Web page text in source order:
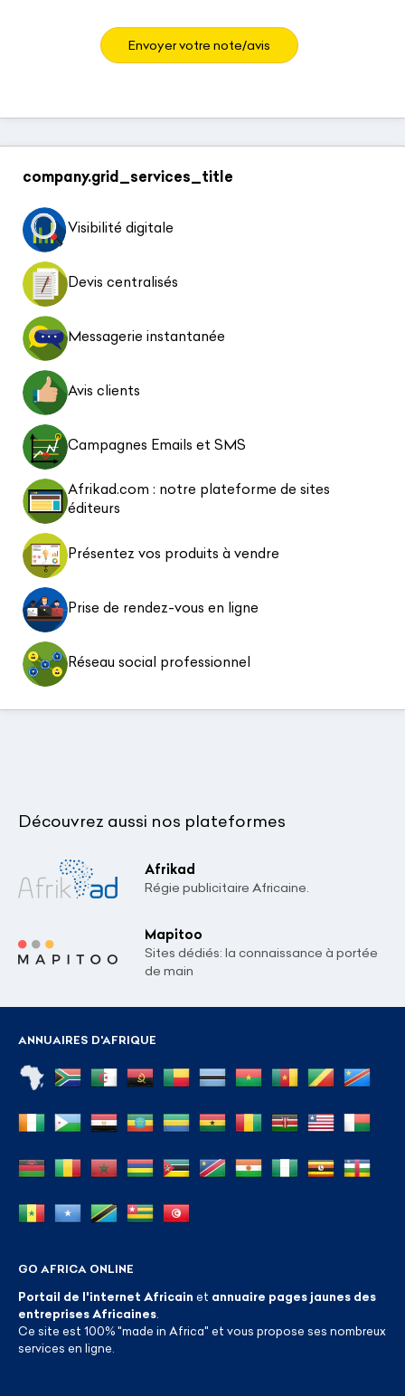
Envoyer votre note/avis
company.grid_services_title
Visibilité digitale
Devis centralisés
Messagerie instantanée
Avis clients
Campagnes Emails et SMS
Afrikad.com : notre plateforme de sites
éditeurs
Présentez vos produits à vendre
Prise de rendez-vous en ligne
Réseau social professionnel
Découvrez aussi nos plateformes
Afrikad
Régie publicitaire Africaine.
Mapitoo
Sites dédiés: la connaissance à portée
de main
ANNUAIRES D'AFRIQUE
GO AFRICA ONLINE
Portail de l'internet Africain et annuaire pages jaunes des
entreprises Africaines
Ce site est 100% "made in Africa" et vous propose ses nombreux
services en ligne.